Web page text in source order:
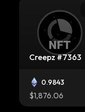
Creepz #7363
0.9843
$1,876.06